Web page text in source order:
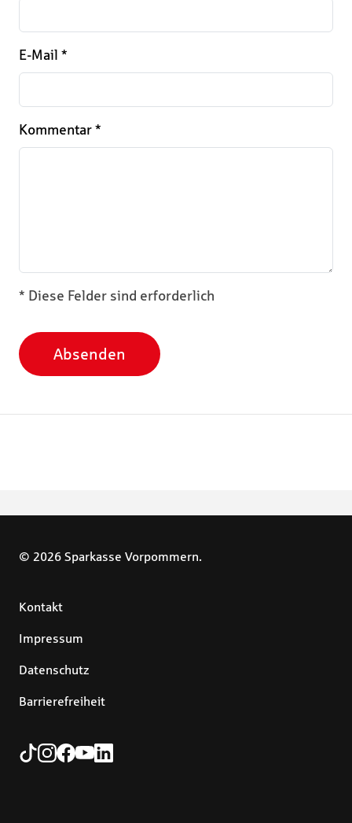
E-Mail *
Kommentar *
* Diese Felder sind erforderlich
Absenden
© 2026 Sparkasse Vorpommern.
Kontakt
Impressum
Datenschutz
Barrierefreiheit